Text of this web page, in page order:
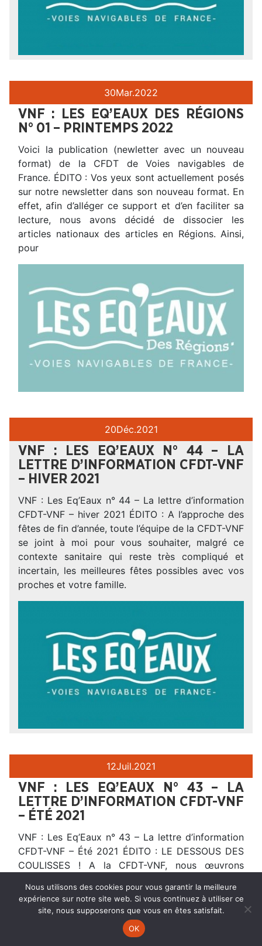
30Mar.2022
VNF : LES EQ’EAUX DES RÉGIONS
N° 01 – PRINTEMPS 2022
Voici la publication (newletter avec un nouveau
format) de la CFDT de Voies navigables de
France. ÉDITO : Vos yeux sont actuellement posés
sur notre newsletter dans son nouveau format. En
effet, afin d’alléger ce support et d’en faciliter sa
lecture, nous avons décidé de dissocier les
articles nationaux des articles en Régions. Ainsi,
pour
20Déc.2021
VNF : LES EQ’EAUX N° 44 – LA
LETTRE D’INFORMATION CFDT-VNF
– HIVER 2021
VNF : Les Eq’Eaux n° 44 – La lettre d’information
CFDT-VNF – hiver 2021 ÉDITO : A l’approche des
fêtes de fin d’année, toute l’équipe de la CFDT-VNF
se joint à moi pour vous souhaiter, malgré ce
contexte sanitaire qui reste très compliqué et
incertain, les meilleures fêtes possibles avec vos
proches et votre famille.
12Juil.2021
VNF : LES EQ’EAUX N° 43 – LA
LETTRE D’INFORMATION CFDT-VNF
– ÉTÉ 2021
VNF : Les Eq’Eaux n° 43 – La lettre d’information
CFDT-VNF – Été 2021 ÉDITO : LE DESSOUS DES
COULISSES ! A la CFDT-VNF, nous œuvrons
établissement en étant force de propositions mais
aussi à l’initiative de nombreuses actions internes
et externes afin de porter et défendre
Nous utilisons des cookies pour vous garantir la meilleure
expérience sur notre site web. Si vous continuez à utiliser ce
site, nous supposerons que vous en êtes satisfait.
OK